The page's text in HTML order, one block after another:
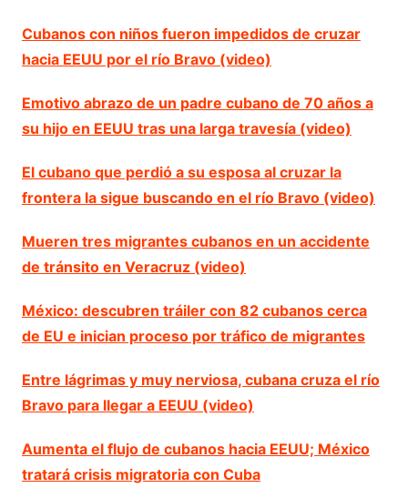
Cubanos con niños fueron impedidos de cruzar
hacia EEUU por el río Bravo (video)
Emotivo abrazo de un padre cubano de 70 años a
su hijo en EEUU tras una larga travesía (video)
El cubano que perdió a su esposa al cruzar la
frontera la sigue buscando en el río Bravo (video)
Mueren tres migrantes cubanos en un accidente
de tránsito en Veracruz (video)
México: descubren tráiler con 82 cubanos cerca
de EU e inician proceso por tráfico de migrantes
Entre lágrimas y muy nerviosa, cubana cruza el río
Bravo para llegar a EEUU (video)
Aumenta el flujo de cubanos hacia EEUU; México
tratará crisis migratoria con Cuba